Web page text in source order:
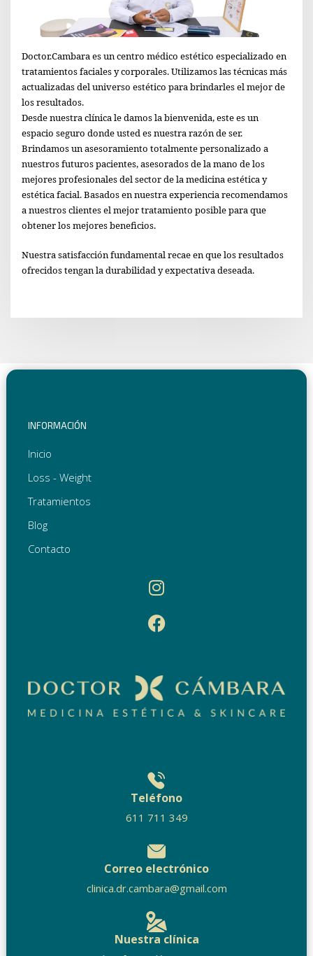
Doctor.Cambara es un centro médico estético especializado en
tratamientos faciales y corporales. Utilizamos las técnicas más
actualizadas del universo estético para brindarles el mejor de
los resultados.
Desde nuestra clínica le damos la bienvenida, este es un
espacio seguro donde usted es nuestra razón de ser.
Brindamos un asesoramiento totalmente personalizado a
nuestros futuros pacientes, asesorados de la mano de los
mejores profesionales del sector de la medicina estética y
estética facial. Basados en nuestra experiencia recomendamos
a nuestros clientes el mejor tratamiento posible para que
obtener los mejores beneficios.
Nuestra satisfacción fundamental recae en que los resultados
ofrecidos tengan la durabilidad y expectativa deseada.
INFORMACIÓN
Inicio
Loss - Weight
Tratamientos
Blog
Contacto
Teléfono
611 711 349
Correo electrónico
clinica.dr.cambara@gmail.com
Nuestra clínica